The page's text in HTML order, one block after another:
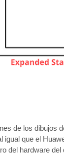
de los dibujos
igual que el
del hardware